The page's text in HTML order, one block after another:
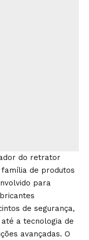
do retrator
família de produtos
para
de segurança,
a tecnologia de
avançadas. O